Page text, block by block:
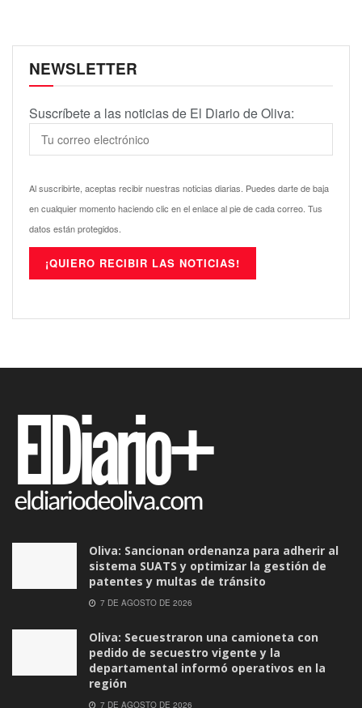
NEWSLETTER
Suscríbete a las noticias de El Diario de Oliva:
Al suscribirte, aceptas recibir nuestras noticias diarias. Puedes darte de baja
en cualquier momento haciendo clic en el enlace al pie de cada correo. Tus
datos están protegidos.
Oliva: Sancionan ordenanza para adherir al
sistema SUATS y optimizar la gestión de
patentes y multas de tránsito
7 DE AGOSTO DE 2026
Oliva: Secuestraron una camioneta con
pedido de secuestro vigente y la
departamental informó operativos en la
región
7 DE AGOSTO DE 2026